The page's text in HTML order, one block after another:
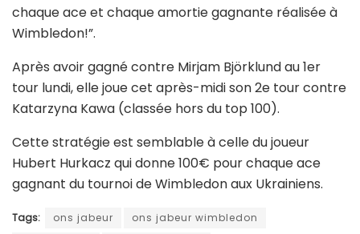
chaque ace et chaque amortie gagnante réalisée à
Wimbledon!”.
Après avoir gagné contre Mirjam Björklund au 1er
tour lundi, elle joue cet après-midi son 2e tour contre
Katarzyna Kawa (classée hors du top 100).
Cette stratégie est semblable à celle du joueur
Hubert Hurkacz qui donne 100€ pour chaque ace
gagnant du tournoi de Wimbledon aux Ukrainiens.
Tags: ons jabeur
ons jabeur wimbledon